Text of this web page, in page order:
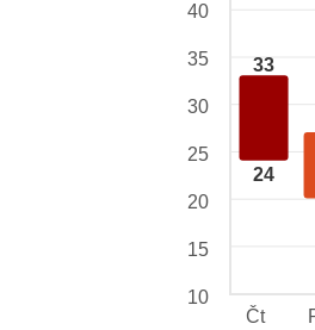
33
24
40
35
30
25
20
15
10
Čt